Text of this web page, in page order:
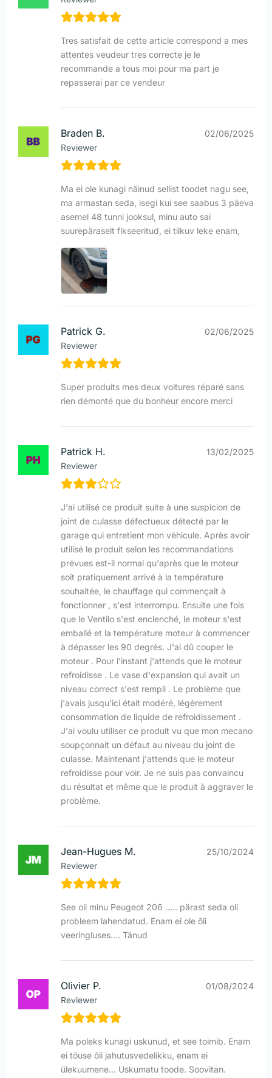
Tres satisfait de cette article correspond a mes
attentes veudeur tres correcte je le
recommande a tous moi pour ma part je
repasserai par ce vendeur
Braden B.
Reviewer
02/06/2025
Ma ei ole kunagi näinud sellist toodet nagu see,
ma armastan seda, isegi kui see saabus 3 päeva
asemel 48 tunni jooksul, minu auto sai
suurepäraselt fikseeritud, ei tilkuv leke enam,
Patrick G.
Reviewer
02/06/2025
Super produits mes deux voitures réparé sans
rien démonté que du bonheur encore merci
Patrick H.
Reviewer
13/02/2025
J'ai utilisé ce produit suite à une suspicion de
joint de culasse défectueux détecté par le
garage qui entretient mon véhicule. Après avoir
utilisé le produit selon les recommandations
prévues est-il normal qu'après que le moteur
soit pratiquement arrivé à la température
souhaitée, le chauffage qui commençait à
fonctionner , s'est interrompu. Ensuite une fois
que le Ventilo s'est enclenché, le moteur s'est
emballé et la température moteur à commencer
à dépasser les 90 degrés. J'ai dû couper le
moteur . Pour l'instant j'attends que le moteur
refroidisse . Le vase d'expansion qui avait un
niveau correct s'est rempli . Le problème que
j'avais jusqu'ici était modéré, légèrement
consommation de liquide de refroidissement .
J'ai voulu utiliser ce produit vu que mon mecano
soupçonnait un défaut au niveau du joint de
culasse. Maintenant j'attends que le moteur
refroidisse pour voir. Je ne suis pas convaincu
du résultat et même que le produit à aggraver le
problème.
Jean-Hugues M.
Reviewer
25/10/2024
See oli minu Peugeot 206 ..... pärast seda oli
probleem lahendatud. Enam ei ole õli
veeringluses.... Tänud
Olivier P.
Reviewer
01/08/2024
Ma poleks kunagi uskunud, et see toimib. Enam
ei tõuse õli jahutusvedelikku, enam ei
ülekuumene... Uskumatu toode. Soovitan.